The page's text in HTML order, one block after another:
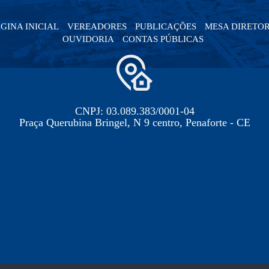
INICIAL VEREADORES PUBLICAÇÕES
MESA
OUVIDORIA
CONTAS PÚBLICAS
CNPJ: 03.089.383/0001-04
Praça Querubina Bringel, N 9 centro, Penaforte - CE